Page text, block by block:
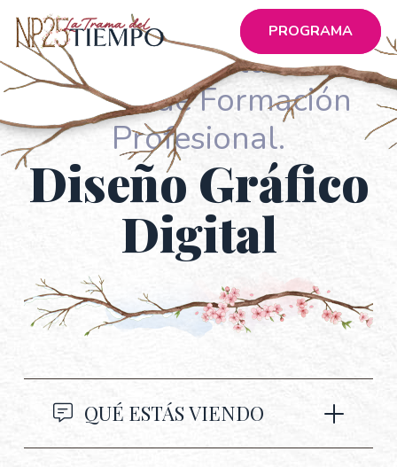
PROGRAMA
Muestra de Alumnos.
Cursos de Formación
Profesional.
Diseño Gráfico
Digital
QUÉ ESTÁS VIENDO